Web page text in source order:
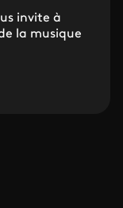
invite à
la musique